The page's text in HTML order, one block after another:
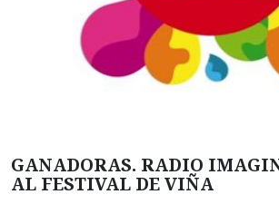
GANADORAS. RADIO
AL FESTIVAL DE VIÑA